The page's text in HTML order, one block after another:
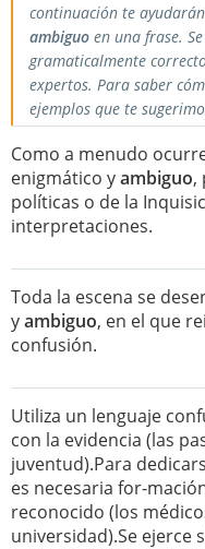
continuación te
ambiguo en una frase.
gramaticalmente
expertos. Para saber
ejemplos que te
Como a menudo
enigmático yambiguo,
políticas o de la
interpretaciones.
Toda la escena se
yambiguo, en el que
confusión.
Utiliza un lenguaje
con la evidencia (las
juventud).Para
es necesaria for-
reconocido (los
universidad).Se ejerce